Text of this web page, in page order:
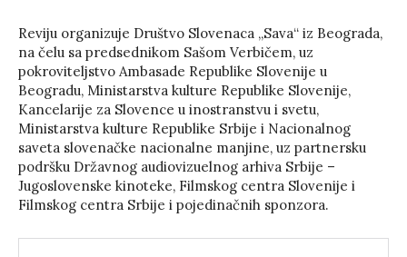
Reviju organizuje Društvo Slovenaca „Sava“ iz Beograda,
na čelu sa predsednikom Sašom Verbičem, uz
pokroviteljstvo Ambasade Republike Slovenije u
Beogradu, Ministarstva kulture Republike Slovenije,
Kancelarije za Slovence u inostranstvu i svetu,
Ministarstva kulture Republike Srbije i Nacionalnog
saveta slovenačke nacionalne manjine, uz partnersku
podršku Državnog audiovizuelnog arhiva Srbije –
Jugoslovenske kinoteke, Filmskog centra Slovenije i
Filmskog centra Srbije i pojedinačnih sponzora.